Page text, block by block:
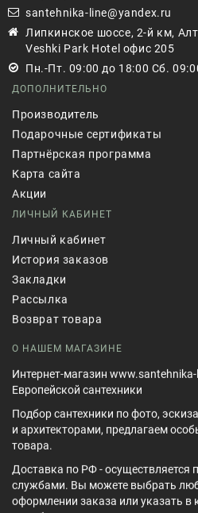
santehnika-line@yandex.ru
Липкинское шоссе, 2-й км,
Veshki Park Hotel офис 205
Пн.-Пт. 09:00 до 18:00 Сб.
ДОПОЛНИТЕЛЬНО
Производитель
Подарочные сертификаты
Партнёрская программа
Карта сайта
Акции
ЛИЧНЫЙ КАБИНЕТ
Личный кабинет
История заказов
Закладки
Рассылка
Возврат товара
О НАШЕМ МАГАЗИНЕ
Интернет-магазин
Европейской сантехники
Подбор сантехники по фото,
и архитекторами, предлагаем
товара.
Доставка по РФ - осуществляется
службами. Вы можете выбрать
оформлении заказа или указать в